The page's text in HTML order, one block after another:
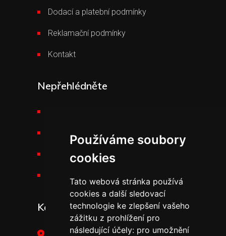
Používáme soubory
cookies
Tato webová stránka používá
cookies a další sledovací
technologie ke zlepšení vašeho
zážitku z prohlížení pro
následující účely: pro umožnění
Dodací a platební podmínky
Reklamační podmínky
Kontakt
Nepřehlédněte
Výšková technika
Kariéra v THT
Kontakt
THT Polička, s.r.o.,